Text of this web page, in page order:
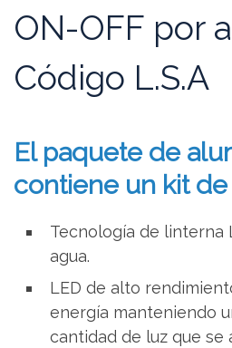
ON-OFF por
Código L.S.A
El paquete de
contiene un kit
Tecnología de linterna
agua.
LED de alto
energía manteniendo
cantidad de luz que se